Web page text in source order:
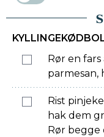
Rør en
parmesan,
Rist
hak dem
Rør begge